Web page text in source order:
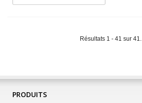
Résultats 1 - 41 sur 41.
PRODUITS